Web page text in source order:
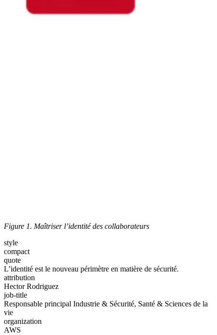
Figure 1. Maîtriser l’identité des collaborateurs
style
compact
quote
L’identité est le nouveau périmètre en matière de sécurité.
attribution
Hector Rodriguez
job-title
Responsable principal Industrie & Sécurité, Santé & Sciences de la
vie
organization
AWS